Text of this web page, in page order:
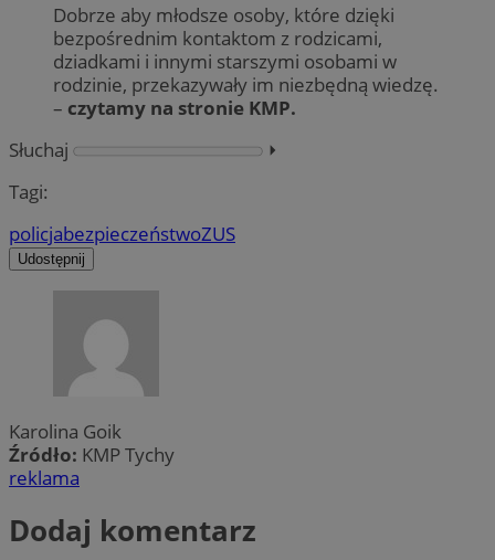
Dobrze aby młodsze osoby, które dzięki
bezpośrednim kontaktom z rodzicami,
dziadkami i innymi starszymi osobami w
rodzinie, przekazywały im niezbędną wiedzę.
– czytamy na stronie KMP.
Słuchaj
⏵︎
Tagi:
policjabezpieczeństwoZUS
Udostępnij
Karolina Goik
Źródło: KMP Tychy
reklama
Dodaj komentarz